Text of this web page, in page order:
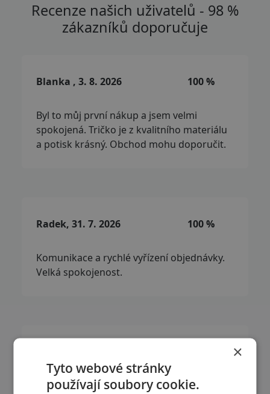
Recenze našich uživatelů - 98 %
zákazníků doporučuje
Blanka , 3. 8. 2026 100 %
Byl to můj první nákup a jsem velmi
spokojená. Tričko je z kvalitního materiálu
a potisk krásný. Obchod mohu doporučit.
Radek, 31. 7. 2026 100 %
Komunikace a rychlé vyřízení objednávky.
Velká spokojenost.
Rychlost zhotovení
×
Tyto webové stránky
používají soubory cookie.